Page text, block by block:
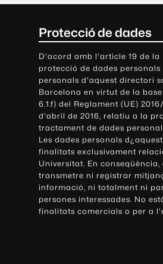
Protecció de dades
D'acord amb l'article 19 de la
protecció de dades
personals d'aquest directori
Barcelona en virtut de la
6.1.f) del Reglament (UE)
d'abril de 2016, relatiu a la
tractament de dades
Les dades personals
finalitats exclusivament
Universitat. En
transmetre ni registrar
informació, ni totalment ni
persones interessades. No
finalitats comercials o per a